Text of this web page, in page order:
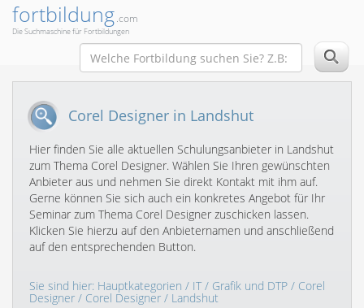
fortbildung.com
Die Suchmaschine für Fortbildungen
Corel Designer in Landshut
Hier finden Sie alle aktuellen Schulungsanbieter in Landshut
zum Thema Corel Designer. Wählen Sie Ihren gewünschten
Anbieter aus und nehmen Sie direkt Kontakt mit ihm auf.
Gerne können Sie sich auch ein konkretes Angebot für Ihr
Seminar zum Thema Corel Designer zuschicken lassen.
Klicken Sie hierzu auf den Anbieternamen und anschließend
auf den entsprechenden Button.
Sie sind hier: Hauptkategorien / IT/ Grafik und DTP / Corel
Designer / Corel Designer / Landshut